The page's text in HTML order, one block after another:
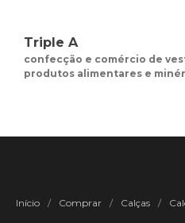
Triple A
confecção e comércio de
produtos alimentares e
Início / Comprar / Calças /